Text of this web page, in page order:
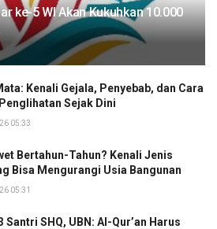
ke-5 WI Akan Kukuhkan 10.000
Kenali Gejala, Penyebab, dan Cara
Sejak Dini
05:33
Bertahun-Tahun? Kenali Jenis
Bisa Mengurangi Usia Bangunan
05:31
Santri SHQ, UBN: Al-Qur’an Harus